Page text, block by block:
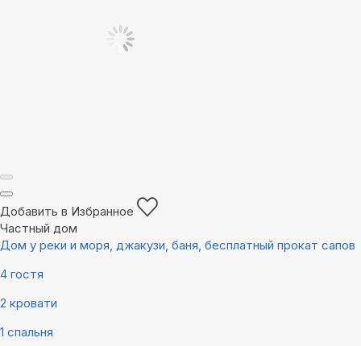
Добавить в Избранное
Частный дом
Дом у реки и моря, джакузи, баня, бесплатный прокат сапов
4 гостя
2 кровати
1 спальня